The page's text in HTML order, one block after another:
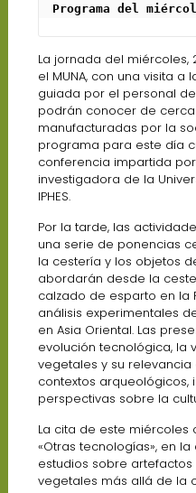
Programa del
La jornada del miércoles,
el MUNA, con una visita
guiada por el personal
podrán conocer de
manufacturadas por la
programa para este día
conferencia impartida
investigadora de la
IPHES.
Por la tarde, las
una serie de ponencias
la cestería y los objetos
abordarán desde la
calzado de esparto en la
análisis experimentales
en Asia Oriental. Las
evolución tecnológica, la
vegetales y su relevancia
contextos arqueológicos,
perspectivas sobre la
La cita de este miércoles
«Otras tecnologías», en
estudios sobre
vegetales más allá de la